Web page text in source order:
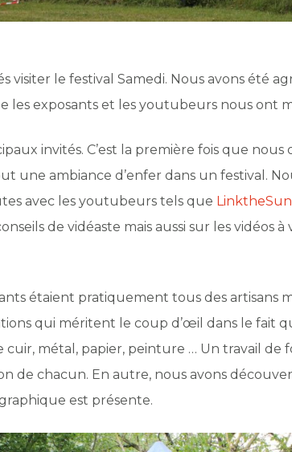
visiter le festival Samedi. Nous avons été
les exposants et les youtubeurs nous ont
invités. C’est la première fois que nous
une ambiance d’enfer dans un festival.
avec les youtubeurs tels que LinktheSun
de vidéaste mais aussi sur les vidéos
étaient pratiquement tous des artisans
qui méritent le coup d’œil dans le fait
cuir, métal, papier, peinture … Un travail de
de chacun. En autre, nous avons
est présente.